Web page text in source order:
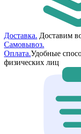
Доставка. Доставим
Самовывоз.
Оплата.Удобные
физических лиц